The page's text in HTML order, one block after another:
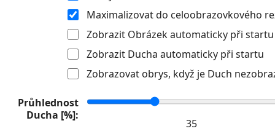
Maximalizovat do celoobrazovkového
Zobrazit Obrázek automaticky při startu
Zobrazit Ducha automaticky při startu
Zobrazovat obrys, když je Duch
Průhlednost
Ducha [%]